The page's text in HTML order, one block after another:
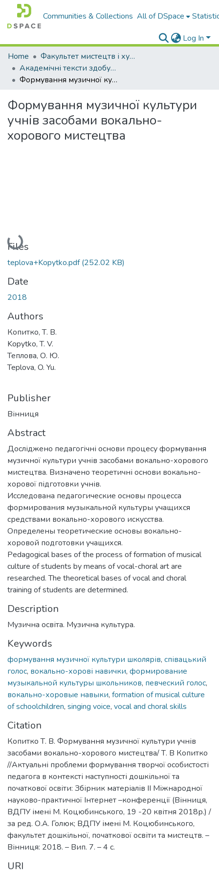
Communities & Collections All of DSpace
Log In
Home
Факультет мистецтв і художньо-освітніх технологій
Академічні тексти здобувачів вищої освіти
Формування музичної культури учнів засобами вокально-хорового мистецтва
Формування музичної культури
учнів засобами вокально-
хорового мистецтва
Loading...
Files
teplova+Kopytko.pdf(252.02 KB)
Date
2018
Authors
Копитко, Т. В.
Kopytko, T. V.
Теплова, О. Ю.
Teplova, O. Yu.
Publisher
Вінниця
Abstract
Досліджено педагогічні основи процесу формування
музичної культури учнів засобами вокально-хорового
мистецтва. Визначено теоретичні основи вокально-
хорової підготовки учнів.
Исследована педагогические основы процесса
формирования музыкальной культуры учащихся
средствами вокально-хорового искусства.
Определены теоретические основы вокально-
хоровой подготовки учащихся.
Pedagogical bases of the process of formation of musical
culture of students by means of vocal-choral art are
researched. The theoretical bases of vocal and choral
training of students are determined.
Description
Музична освіта. Музична культура.
Keywords
формування музичної культури школярів, співацький
голос, вокально-хорові навички, формирование
музыкальной культуры школьников, певческий голос,
вокально-хоровые навыки, formation of musical culture
of schoolchildren, singing voice, vocal and choral skills
Citation
Копитко Т. В. Формування музичної культури учнів
засобами вокально-хорового мистецтва/ Т. В Копитко
//Актуальні проблеми формування творчої особистості
педагога в контексті наступності дошкільної та
початкової освіти: Збірник матеріалів ІІ Міжнародної
науково-практичної Інтернет –конференції (Вінниця,
ВДПУ імені М. Коцюбинського, 19 -20 квітня 2018р.) /
за ред. О.А. Голюк; ВДПУ імені М. Коцюбинського,
факультет дошкільної, початкової освіти та мистецтв. –
Вінниця: 2018. – Вип. 7. – 4 с.
URI